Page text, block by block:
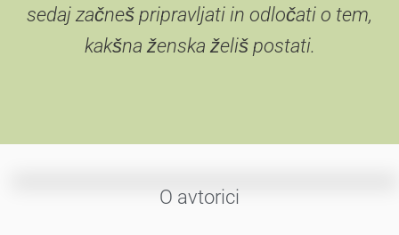
sedaj začneš pripravljati in odločati o tem,
kakšna ženska želiš postati.
O avtorici